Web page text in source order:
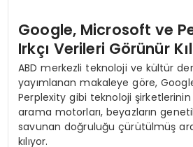
Google, Microsoft ve
Irkçı Verileri Görünür
ABD merkezli teknoloji ve kültür
yayımlanan makaleye göre,
Perplexity gibi teknoloji
arama motorları, beyazların
savunan doğruluğu çürütülmüş
kılıyor.